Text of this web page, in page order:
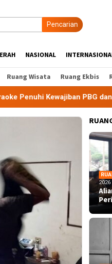
Pencarian
NASIONAL
Ruang Wisata Ruang Ekbis
PBG dan SLF
2026